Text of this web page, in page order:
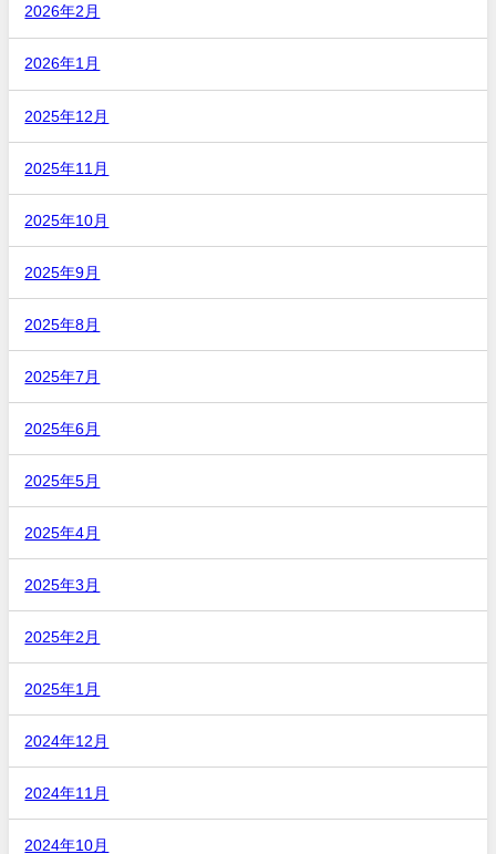
2026年2月
2026年1月
2025年12月
2025年11月
2025年10月
2025年9月
2025年8月
2025年7月
2025年6月
2025年5月
2025年4月
2025年3月
2025年2月
2025年1月
2024年12月
2024年11月
2024年10月